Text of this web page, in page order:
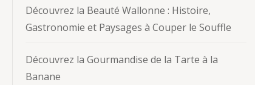
Découvrez la Beauté Wallonne : Histoire,
Gastronomie et Paysages à Couper le Souffle
Découvrez la Gourmandise de la Tarte à la
Banane